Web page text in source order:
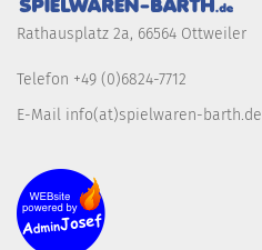
Rathausplatz 2a, 66564 Ottweiler
Telefon +49 (0)6824-7712
E-Mail info(at)spielwaren-barth.de